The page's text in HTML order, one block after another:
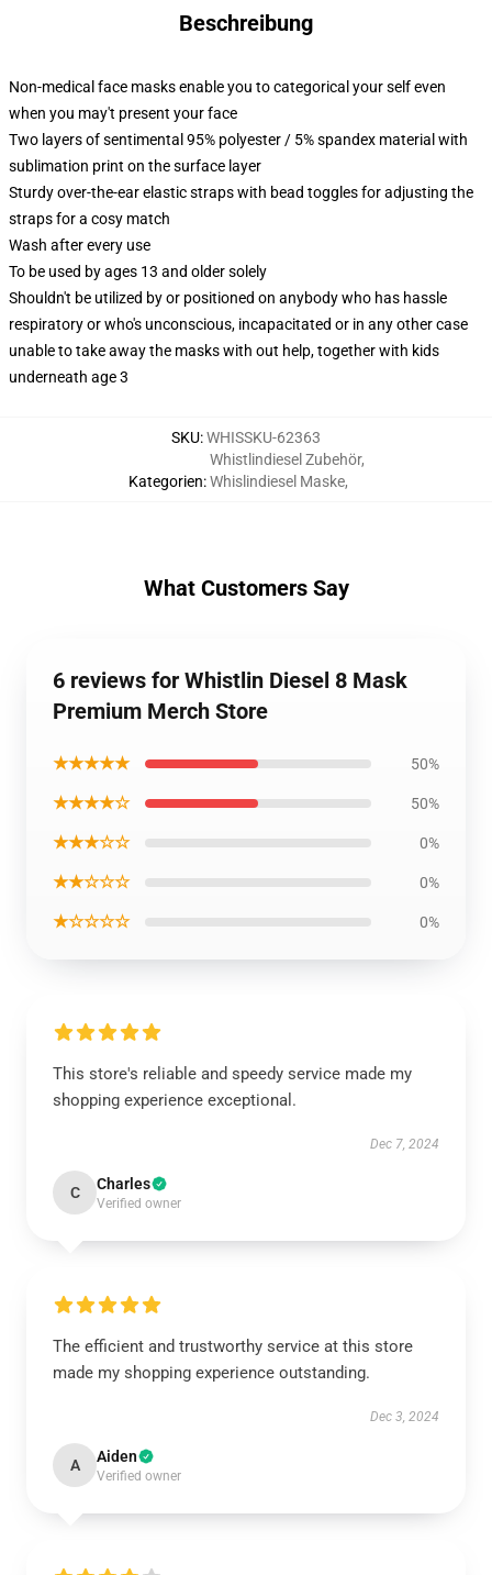
Beschreibung
Non-medical face masks enable you to categorical your self even
when you may't present your face
Two layers of sentimental 95% polyester / 5% spandex material with
sublimation print on the surface layer
Sturdy over-the-ear elastic straps with bead toggles for adjusting the
straps for a cosy match
Wash after every use
To be used by ages 13 and older solely
Shouldn't be utilized by or positioned on anybody who has hassle
respiratory or who's unconscious, incapacitated or in any other case
unable to take away the masks with out help, together with kids
underneath age 3
SKU:WHISSKU-62363
Kategorien:
Whistlindiesel Zubehör,
Whislindiesel Maske,
What Customers Say
6 reviews for Whistlin Diesel 8 Mask
Premium Merch Store
★★★★★ 50%
★★★★☆ 50%
★★★☆☆ 0%
★★☆☆☆ 0%
★☆☆☆☆ 0%
This store's reliable and speedy service made my
shopping experience exceptional.
Dec 7, 2024
C Charles
Verified owner
The efficient and trustworthy service at this store
made my shopping experience outstanding.
Dec 3, 2024
A Aiden
Verified owner